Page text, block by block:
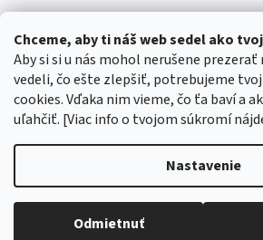
Chceme, aby ti náš web sedel ako
Aby si si u nás mohol nerušene prezerať
vedeli, čo ešte zlepšiť, potrebujeme
cookies. Vďaka nim vieme, čo ťa baví a
uľahčiť. [Viac info o tvojom súkromí
Nastavenie
Odmietnuť
+421 907947783
Vytvoril
Copyright 2026marTee.sk. Všetky